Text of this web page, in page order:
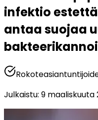
infektio
antaa suojaa
Julkaistu: 9 maaliskuuta